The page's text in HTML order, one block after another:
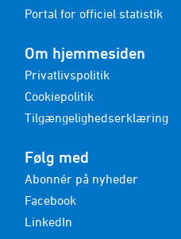
Portal for officiel statistik
Om hjemmesiden
Privatlivspolitik
Cookiepolitik
Tilgængelighedserklæring
Følg med
Abonnér på nyheder
Facebook
LinkedIn